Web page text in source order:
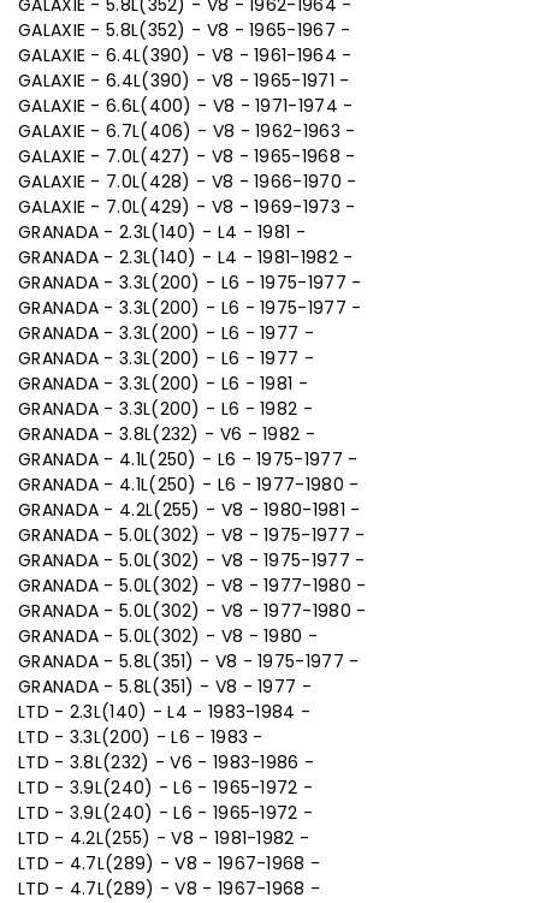
GALAXIE - 5.8L(352) - V8 - 1965-1967 -
GALAXIE - 6.4L(390) - V8 - 1961-1964 -
GALAXIE - 6.4L(390) - V8 - 1965-1971 -
GALAXIE - 6.6L(400) - V8 - 1971-1974 -
GALAXIE - 6.7L(406) - V8 - 1962-1963 -
GALAXIE - 7.0L(427) - V8 - 1965-1968 -
GALAXIE - 7.0L(428) - V8 - 1966-1970 -
GALAXIE - 7.0L(429) - V8 - 1969-1973 -
GRANADA - 2.3L(140) - L4 - 1981 -
GRANADA - 2.3L(140) - L4 - 1981-1982 -
GRANADA - 3.3L(200) - L6 - 1975-1977 -
GRANADA - 3.3L(200) - L6 - 1975-1977 -
GRANADA - 3.3L(200) - L6 - 1977 -
GRANADA - 3.3L(200) - L6 - 1977 -
GRANADA - 3.3L(200) - L6 - 1981 -
GRANADA - 3.3L(200) - L6 - 1982 -
GRANADA - 3.8L(232) - V6 - 1982 -
GRANADA - 4.1L(250) - L6 - 1975-1977 -
GRANADA - 4.1L(250) - L6 - 1977-1980 -
GRANADA - 4.2L(255) - V8 - 1980-1981 -
GRANADA - 5.0L(302) - V8 - 1975-1977 -
GRANADA - 5.0L(302) - V8 - 1975-1977 -
GRANADA - 5.0L(302) - V8 - 1977-1980 -
GRANADA - 5.0L(302) - V8 - 1977-1980 -
GRANADA - 5.0L(302) - V8 - 1980 -
GRANADA - 5.8L(351) - V8 - 1975-1977 -
GRANADA - 5.8L(351) - V8 - 1977 -
LTD - 2.3L(140) - L4 - 1983-1984 -
LTD - 3.3L(200) - L6 - 1983 -
LTD - 3.8L(232) - V6 - 1983-1986 -
LTD - 3.9L(240) - L6 - 1965-1972 -
LTD - 3.9L(240) - L6 - 1965-1972 -
LTD - 4.2L(255) - V8 - 1981-1982 -
LTD - 4.7L(289) - V8 - 1967-1968 -
LTD - 4.7L(289) - V8 - 1967-1968 -